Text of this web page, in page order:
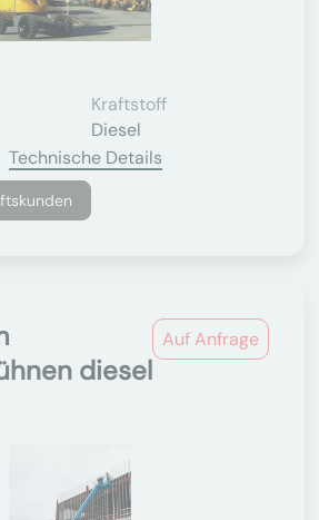
Kraftstoff
Diesel
Technische Details
Auf Anfrage
diesel